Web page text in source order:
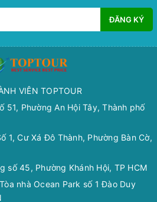
ĐĂNG KÝ
VIÊN TOPTOUR
Phường An Hội Tây, Thành phố
1, Cư Xá Đô Thành, Phường Bàn Cờ,
số 45, Phường Khánh Hội, TP HCM
nhà Ocean Park số 1 Đào Duy